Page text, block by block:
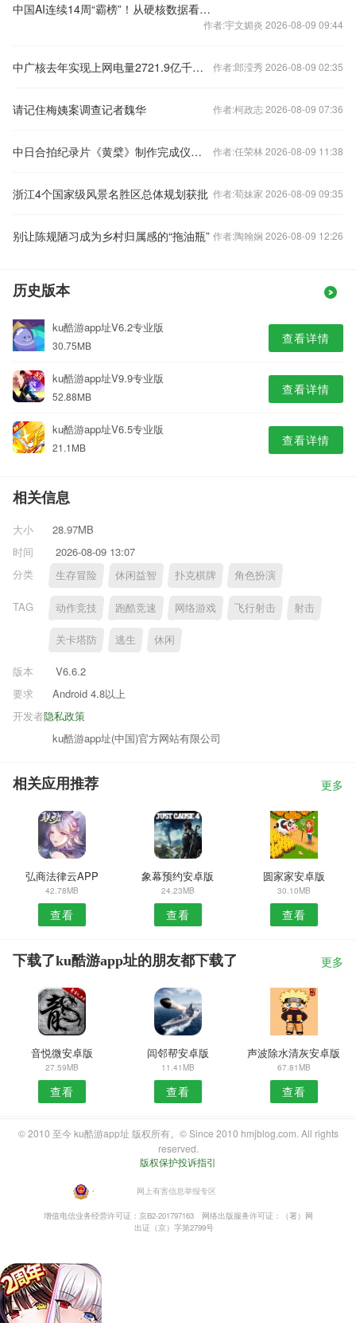
中国AI连续14周“霸榜”！从硬核数据看硬核实力
作者:宇文媚炎 2026-08-09 09:44
中广核去年实现上网电量2721.9亿千瓦时 作者:郎滢秀 2026-08-09 02:35
请记住梅姨案调查记者魏华 作者:柯政志 2026-08-09 07:36
中日合拍纪录片《黄檗》制作完成仪式在东京举行 作者:任荣林 2026-08-09 11:38
浙江4个国家级风景名胜区总体规划获批 作者:荀妹家 2026-08-09 09:35
别让陈规陋习成为乡村归属感的“拖油瓶” 作者:陶翰娴 2026-08-09 12:26
历史版本
ku酷游app址V6.2专业版
30.75MB 查看详情
ku酷游app址V9.9专业版
52.88MB 查看详情
ku酷游app址V6.5专业版
21.1MB 查看详情
相关信息
大小
28.97MB
时间
2026-08-09 13:07
分类
生存冒险 休闲益智 扑克棋牌 角色扮演
TAG 动作竞技 跑酷竞速 网络游戏 飞行射击 射击
关卡塔防 逃生 休闲
版本
V6.6.2
要求
Android 4.8以上
隐私政策
开发者
ku酷游app址(中国)官方网站有限公司
相关应用推荐 更多
弘商法律云APP
42.78MB
查看
象幕预约安卓版
24.23MB
查看
圆家家安卓版
30.10MB
查看
下载了ku酷游app址的朋友都下载了 更多
音悦微安卓版
27.59MB
查看
闾邻帮安卓版
11.41MB
查看
声波除水清灰安卓版
67.81MB
查看
© 2010 至今 ku酷游app址 版权所有。© Since 2010 hmjblog.com. All rights
reserved.
版权保护投诉指引
・ 网上有害信息举报专区
增值电信业务经营许可证：京B2-201797163
网络出版服务许可证：（署）网
出证（京）字第2799号